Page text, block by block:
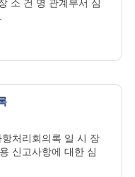
소 건 명 관계부서 심
처리회의록 일 시 장
신고사항에 대한 심